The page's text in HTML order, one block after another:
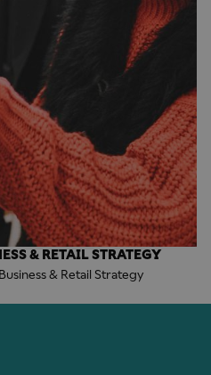
& RETAIL STRATEGY
& Retail Strategy